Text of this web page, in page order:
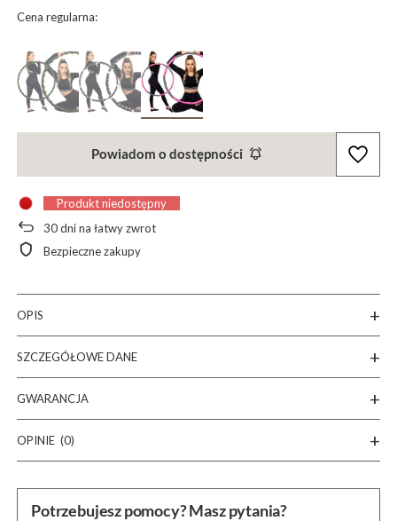
Cena regularna:
Powiadom o dostępności
Produkt niedostępny
30dni na łatwy zwrot
Bezpieczne zakupy
OPIS
SZCZEGÓŁOWE DANE
GWARANCJA
OPINIE (0)
Potrzebujesz pomocy? Masz pytania?